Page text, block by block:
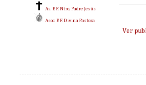
Ver
As. P. F. Ntro. Padre Jesús
Asoc. P. F. Divina Pastora